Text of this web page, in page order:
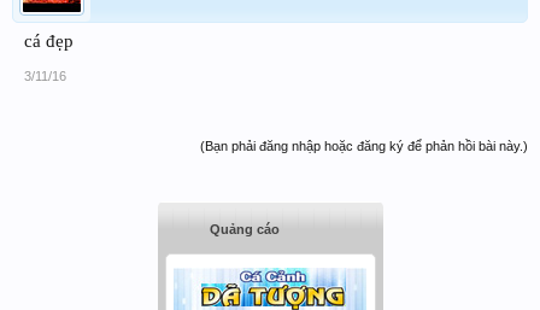
cá đẹp
3/11/16
(Bạn phải đăng nhập hoặc đăng ký để phản hồi bài này.)
Quảng cáo